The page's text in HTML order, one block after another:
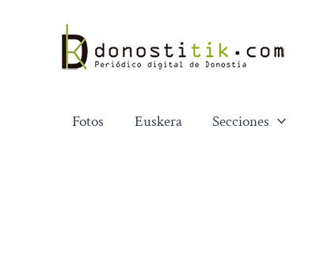
contenido
Fotos Euskera Secciones